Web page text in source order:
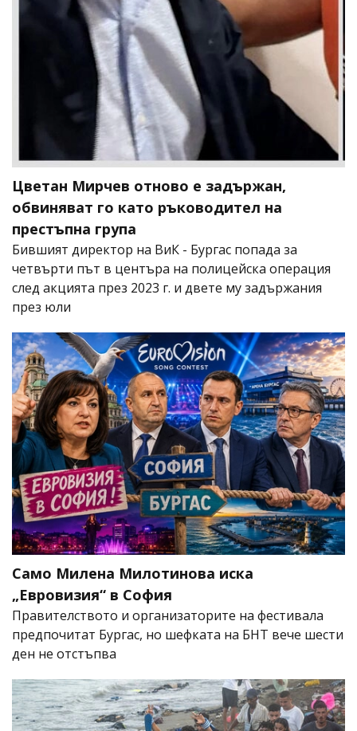
Цветан Мирчев отново е задържан,
обвиняват го като ръководител на
престъпна група
Бившият директор на ВиК - Бургас попада за
четвърти път в центъра на полицейска операция
след акцията през 2023 г. и двете му задържания
през юли
Само Милена Милотинова иска
„Евровизия“ в София
Правителството и организаторите на фестивала
предпочитат Бургас, но шефката на БНТ вече шести
ден не отстъпва